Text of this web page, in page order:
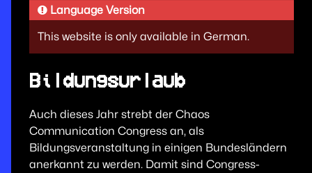
Language Version
This website is only available in German.
Bildungsurlaub
Auch dieses Jahr strebt der Chaos
Communication Congress an, als
Bildungsveranstaltung in einigen Bundesländern
anerkannt zu werden. Damit sind Congress-